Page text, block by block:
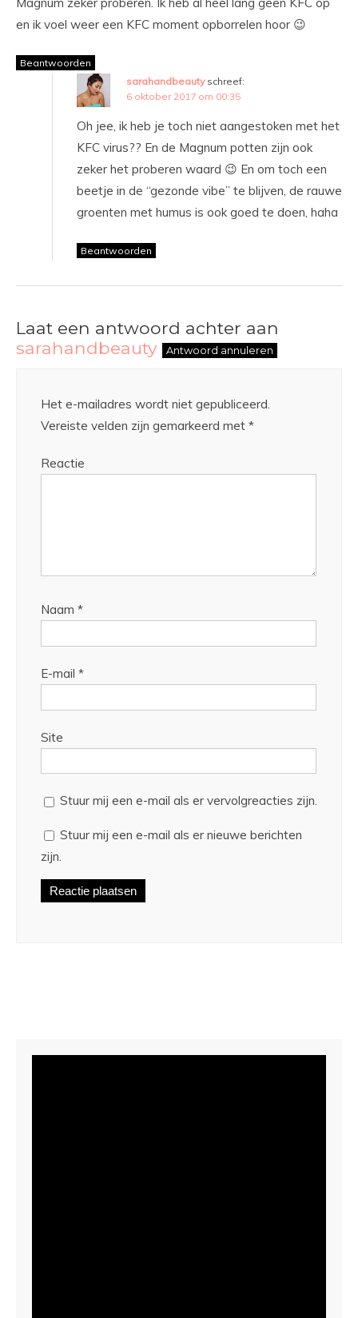
en ik voel weer een KFC moment opborrelen hoor 😉
Beantwoorden
sarahandbeauty schreef:
6 oktober 2017 om 00:35
Oh jee, ik heb je toch niet aangestoken met het
KFC virus?? En de Magnum potten zijn ook
zeker het proberen waard 😉 En om toch een
beetje in de “gezonde vibe” te blijven, de rauwe
groenten met humus is ook goed te doen, haha
Beantwoorden
Laat een antwoord achter aan
sarahandbeauty
Antwoord annuleren
Het e-mailadres wordt niet gepubliceerd.
Vereiste velden zijn gemarkeerd met *
Reactie
Naam *
E-mail *
Site
Stuur mij een e-mail als er vervolgreacties zijn.
Stuur mij een e-mail als er nieuwe berichten
zijn.